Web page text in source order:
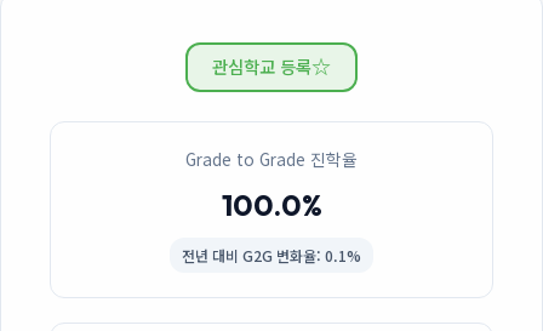
관심학교 등록☆
Grade to Grade 진학율
100.0%
전년 대비 G2G 변화율: 0.1%